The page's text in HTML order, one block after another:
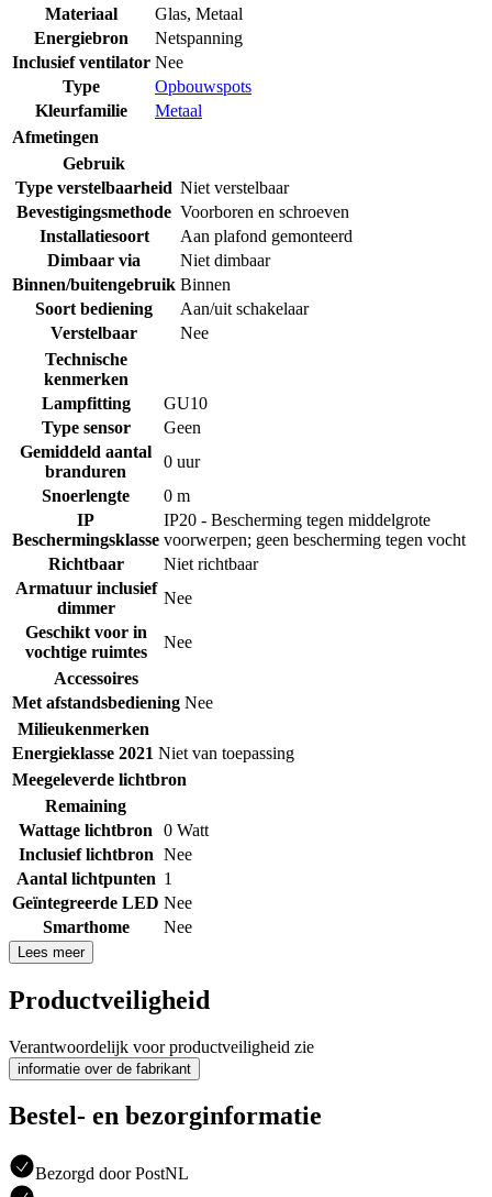
Materiaal Glas, Metaal
Energiebron
Netspanning
Inclusief ventilator Nee
Type
Opbouwspots
Kleurfamilie
Metaal
Afmetingen
Gebruik
Type verstelbaarheid Niet verstelbaar
Bevestigingsmethode Voorboren en schroeven
Installatiesoort
Aan plafond gemonteerd
Dimbaar via
Niet dimbaar
Binnen/buitengebruik Binnen
Soort bediening
Aan/uit schakelaar
Verstelbaar
Nee
Technische
kenmerken
Lampfitting
GU10
Type sensor
Geen
Gemiddeld aantal
branduren
0 uur
Snoerlengte
0 m
IP
Beschermingsklasse
IP20 - Bescherming tegen middelgrote
voorwerpen; geen bescherming tegen vocht
Richtbaar
Niet richtbaar
Armatuur inclusief
dimmer
Nee
Geschikt voor in
vochtige ruimtes
Nee
Accessoires
Met afstandsbediening Nee
Milieukenmerken
Energieklasse 2021 Niet van toepassing
Meegeleverde lichtbron
Remaining
Wattage lichtbron
0 Watt
Inclusief lichtbron Nee
Aantal lichtpunten 1
Geïntegreerde LED Nee
Smarthome
Nee
Lees meer
Productveiligheid
Verantwoordelijk voor productveiligheid zie
informatie over de fabrikant
Bestel- en bezorginformatie
Bezorgd door PostNL